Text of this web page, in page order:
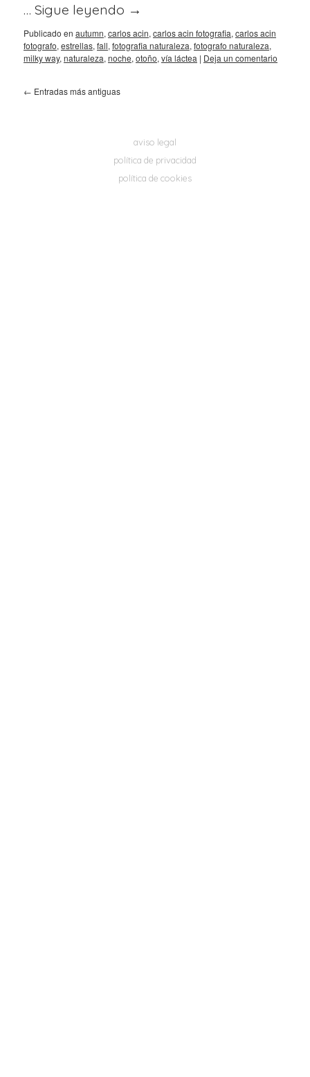
… Sigue leyendo →
Publicado en autumn, carlos acin, carlos acin fotografia, carlos acin
fotografo, estrellas, fall, fotografia naturaleza, fotografo naturaleza,
milky way, naturaleza, noche, otoño, vía láctea | Deja un comentario
← Entradas más antiguas
aviso legal
política de privacidad
política de cookies